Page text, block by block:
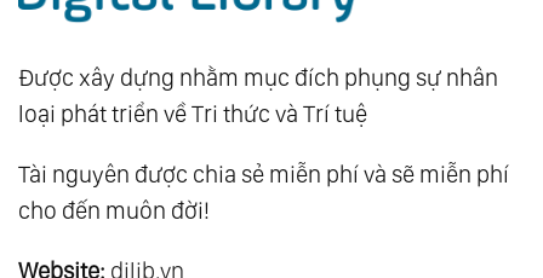
Được xây dựng nhằm mục đích phụng sự nhân
loại phát triển về Tri thức và Trí tuệ
Tài nguyên được chia sẻ miễn phí và sẽ miễn phí
cho đến muôn đời!
Website: dilib.vn